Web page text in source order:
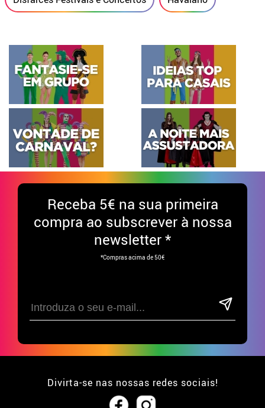
Receba 5€ na sua primeira
compra ao subscrever à nossa
newsletter *
*Compras acima de 50€
Divirta-se nas nossas redes sociais!